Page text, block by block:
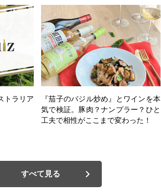
トラリア
『茄子のバジル炒め』とワインを本
気で検証。豚肉？ナンプラー？ひと
工夫で相性がここまで変わった！
すべて見る